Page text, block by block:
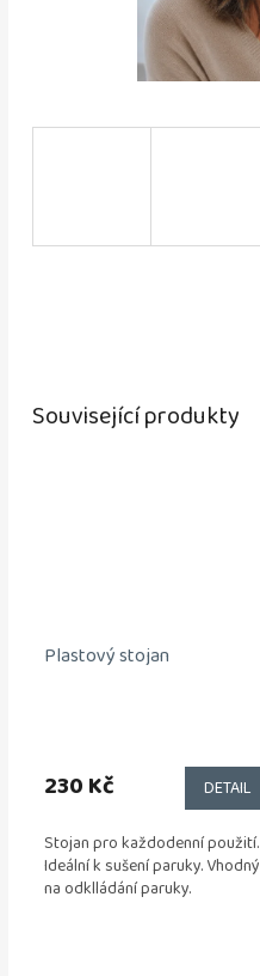
Související produkty
Plastový stojan
230 Kč DETAIL
Stojan pro každodenní použití.
Ideální k sušení paruky. Vhodný
na odklládání paruky.